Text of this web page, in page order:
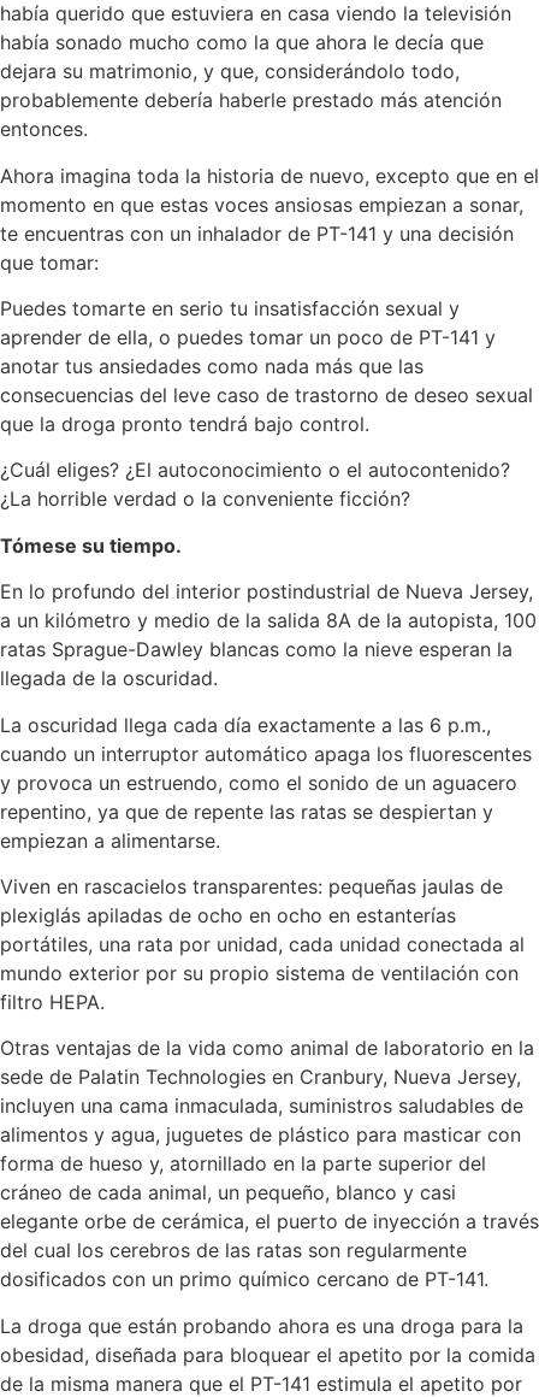
había querido que estuviera en casa viendo la televisión
había sonado mucho como la que ahora le decía que
dejara su matrimonio, y que, considerándolo todo,
probablemente debería haberle prestado más atención
entonces.
Ahora imagina toda la historia de nuevo, excepto que en el
momento en que estas voces ansiosas empiezan a sonar,
te encuentras con un inhalador de PT-141 y una decisión
que tomar:
Puedes tomarte en serio tu insatisfacción sexual y
aprender de ella, o puedes tomar un poco de PT-141 y
anotar tus ansiedades como nada más que las
consecuencias del leve caso de trastorno de deseo sexual
que la droga pronto tendrá bajo control.
¿Cuál eliges? ¿El autoconocimiento o el autocontenido?
¿La horrible verdad o la conveniente ficción?
Tómese su tiempo.
En lo profundo del interior postindustrial de Nueva Jersey,
a un kilómetro y medio de la salida 8A de la autopista, 100
ratas Sprague-Dawley blancas como la nieve esperan la
llegada de la oscuridad.
La oscuridad llega cada día exactamente a las 6 p.m.,
cuando un interruptor automático apaga los fluorescentes
y provoca un estruendo, como el sonido de un aguacero
repentino, ya que de repente las ratas se despiertan y
empiezan a alimentarse.
Viven en rascacielos transparentes: pequeñas jaulas de
plexiglás apiladas de ocho en ocho en estanterías
portátiles, una rata por unidad, cada unidad conectada al
mundo exterior por su propio sistema de ventilación con
filtro HEPA.
Otras ventajas de la vida como animal de laboratorio en la
sede de Palatin Technologies en Cranbury, Nueva Jersey,
incluyen una cama inmaculada, suministros saludables de
alimentos y agua, juguetes de plástico para masticar con
forma de hueso y, atornillado en la parte superior del
cráneo de cada animal, un pequeño, blanco y casi
elegante orbe de cerámica, el puerto de inyección a través
del cual los cerebros de las ratas son regularmente
dosificados con un primo químico cercano de PT-141.
La droga que están probando ahora es una droga para la
obesidad, diseñada para bloquear el apetito por la comida
de la misma manera que el PT-141 estimula el apetito por